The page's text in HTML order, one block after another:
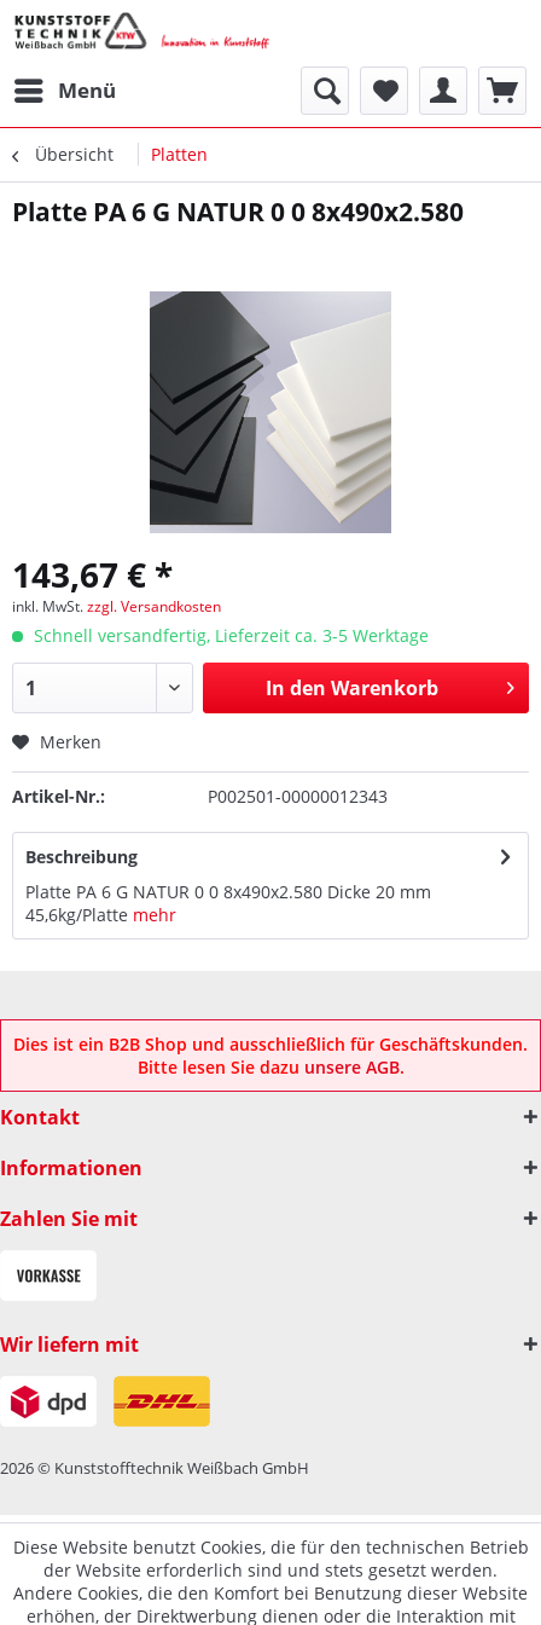
Menü
Übersicht Platten
Platte PA 6 G NATUR 0 0 8x490x2.580
143,67 € *
inkl. MwSt.zzgl. Versandkosten
Schnell versandfertig, Lieferzeit ca. 3-5 Werktage
In den Warenkorb
Merken
Artikel-Nr.: P002501-00000012343
Beschreibung
Platte PA 6 G NATUR 0 0 8x490x2.580 Dicke 20 mm
45,6kg/Platte mehr
Dies ist ein B2B Shop und ausschließlich für Geschäftskunden.
Bitte lesen Sie dazu unsere AGB.
Kontakt
Informationen
Zahlen Sie mit
Wir liefern mit
2026 © Kunststofftechnik Weißbach GmbH
Diese Website benutzt Cookies, die für den technischen Betrieb
der Website erforderlich sind und stets gesetzt werden.
Andere Cookies, die den Komfort bei Benutzung dieser Website
erhöhen, der Direktwerbung dienen oder die Interaktion mit